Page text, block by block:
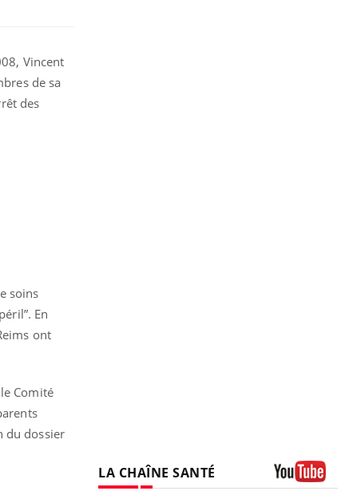
Vincent
de sa
des
soins
En
ont
Comité
du dossier
LA CHAÎNE SANTÉ